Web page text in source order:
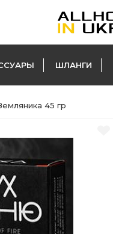
ШЛАНГИ
45 гр